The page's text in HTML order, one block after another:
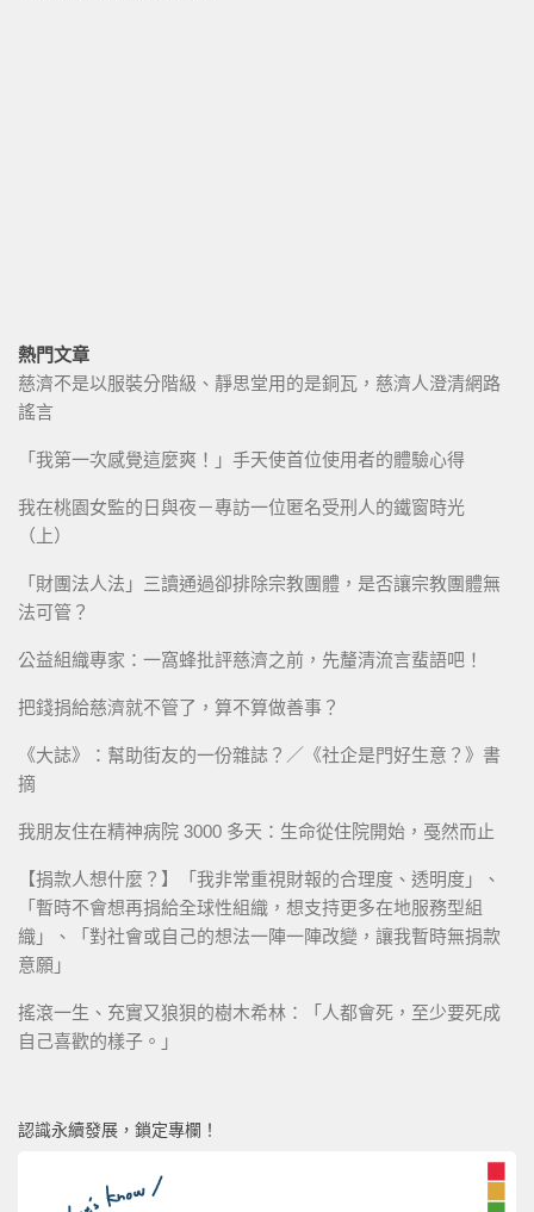
熱門文章
慈濟不是以服裝分階級、靜思堂用的是銅瓦，慈濟人澄清網路
謠言
「我第一次感覺這麼爽！」手天使首位使用者的體驗心得
我在桃園女監的日與夜－專訪一位匿名受刑人的鐵窗時光
（上）
「財團法人法」三讀通過卻排除宗教團體，是否讓宗教團體無
法可管？
公益組織專家：一窩蜂批評慈濟之前，先釐清流言蜚語吧！
把錢捐給慈濟就不管了，算不算做善事？
《大誌》：幫助街友的一份雜誌？／《社企是門好生意？》書
摘
我朋友住在精神病院 3000 多天：生命從住院開始，戞然而止
【捐款人想什麼？】「我非常重視財報的合理度、透明度」、
「暫時不會想再捐給全球性組織，想支持更多在地服務型組
織」、「對社會或自己的想法一陣一陣改變，讓我暫時無捐款
意願」
搖滾一生、充實又狼狽的樹木希林：「人都會死，至少要死成
自己喜歡的樣子。」
認識永續發展，鎖定專欄！